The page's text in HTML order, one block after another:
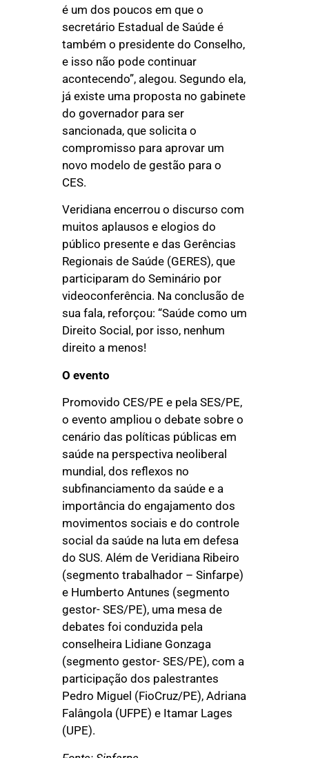
é um dos poucos em que o
secretário Estadual de Saúde é
também o presidente do Conselho,
e isso não pode continuar
acontecendo”, alegou. Segundo ela,
já existe uma proposta no gabinete
do governador para ser
sancionada, que solicita o
compromisso para aprovar um
novo modelo de gestão para o
CES.
Veridiana encerrou o discurso com
muitos aplausos e elogios do
público presente e das Gerências
Regionais de Saúde (GERES), que
participaram do Seminário por
videoconferência. Na conclusão de
sua fala, reforçou: “Saúde como um
Direito Social, por isso, nenhum
direito a menos!
O evento
Promovido CES/PE e pela SES/PE,
o evento ampliou o debate sobre o
cenário das políticas públicas em
saúde na perspectiva neoliberal
mundial, dos reflexos no
subfinanciamento da saúde e a
importância do engajamento dos
movimentos sociais e do controle
social da saúde na luta em defesa
do SUS. Além de Veridiana Ribeiro
(segmento trabalhador – Sinfarpe)
e Humberto Antunes (segmento
gestor- SES/PE), uma mesa de
debates foi conduzida pela
conselheira Lidiane Gonzaga
(segmento gestor- SES/PE), com a
participação dos palestrantes
Pedro Miguel (FioCruz/PE), Adriana
Falângola (UFPE) e Itamar Lages
(UPE).